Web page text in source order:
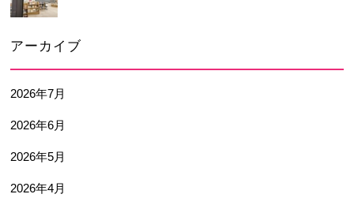
アーカイブ
2026年7月
2026年6月
2026年5月
2026年4月